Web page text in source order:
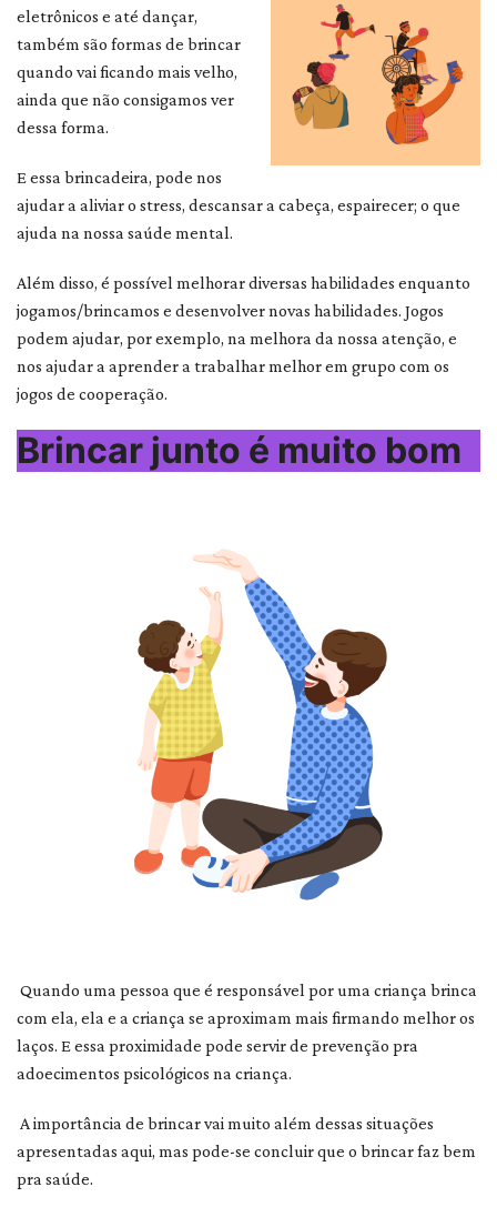
eletrônicos e até dançar,
também são formas de brincar
quando vai ficando mais velho,
ainda que não consigamos ver
dessa forma.
E essa brincadeira, pode nos
ajudar a aliviar o stress, descansar a cabeça, espairecer; o que
ajuda na nossa saúde mental.
Além disso, é possível melhorar diversas habilidades enquanto
jogamos/brincamos e desenvolver novas habilidades. Jogos
podem ajudar, por exemplo, na melhora da nossa atenção, e
nos ajudar a aprender a trabalhar melhor em grupo com os
jogos de cooperação.
Brincar junto é muito bom
Quando uma pessoa que é responsável por uma criança brinca
com ela, ela e a criança se aproximam mais firmando melhor os
laços. E essa proximidade pode servir de prevenção pra
adoecimentos psicológicos na criança.
A importância de brincar vai muito além dessas situações
apresentadas aqui, mas pode-se concluir que o brincar faz bem
pra saúde.